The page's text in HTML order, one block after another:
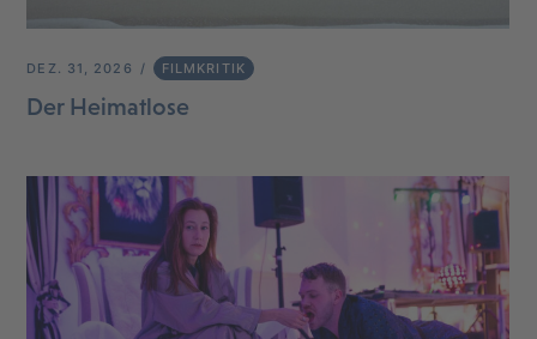
DEZ. 31, 2026 FILMKRITIK
Der Heimatlose